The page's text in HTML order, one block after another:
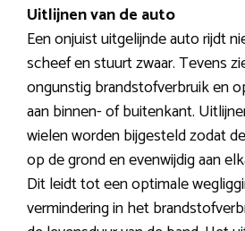
Uitlijnen van de auto
Een onjuist uitgelijnde auto rijdt
scheef en stuurt zwaar. Tevens
ongunstig brandstofverbruik en
aan binnen- of buitenkant.
wielen worden bijgesteld zodat
op de grond en evenwijdig aan
Dit leidt tot een optimale
vermindering in het